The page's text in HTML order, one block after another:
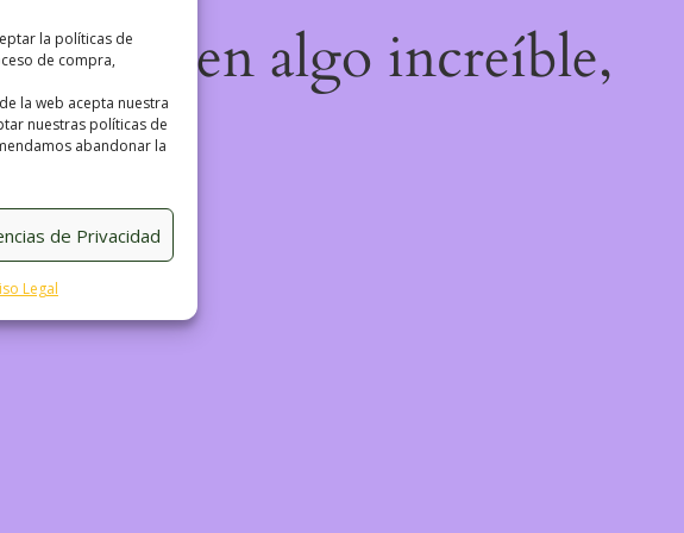
la políticas de
de compra,
la web acepta nuestra
nuestras políticas de
abandonar la
de Privacidad
Legal
en algo increíble,